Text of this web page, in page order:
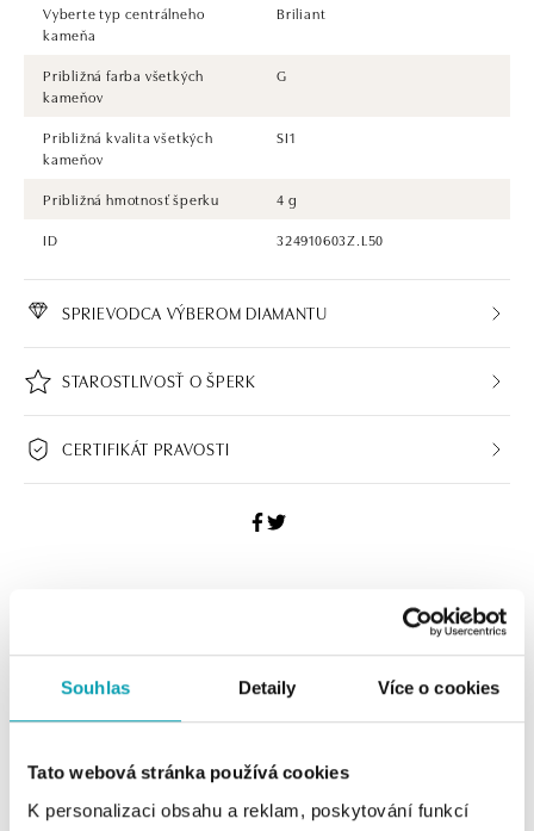
Souhlas Detaily Více o cookies
Tato webová stránka používá cookies
K personalizaci obsahu a reklam, poskytování funkcí
Vyberte typ centrálneho
kameňa
Briliant
Približná farba všetkých
kameňov
G
Približná kvalita všetkých
kameňov
SI1
Približná hmotnosť šperku
4 g
ID
324910603Z.L50
SPRIEVODCA VÝBEROM DIAMANTU
STAROSTLIVOSŤ O ŠPERK
CERTIFIKÁT PRAVOSTI